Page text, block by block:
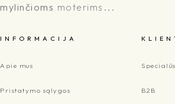
mylinčioms moterims...
I N F O R M A C I J A
Apie mus
Pristatymo sąlygos
K L I E N
B2B